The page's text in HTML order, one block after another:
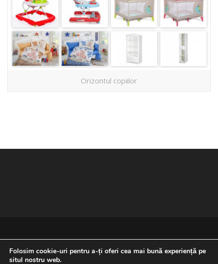
Orizontul copiilor
Folosim cookie-uri pentru a-ți oferi cea mai bună experiență pe
situl nostru web.